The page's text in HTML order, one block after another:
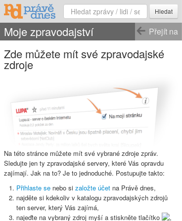
Hledat
Přejít na
Moje zpravodajství
Zde můžete mít své zpravodajské
zdroje
Na této stránce můžete mít své vybrané zdroje zpráv.
Sledujte jen ty zpravodajské servery, které Vás opravdu
zajímají. Jak na to? Je to jednoduché. Postupujte takto:
Přihlaste se nebo si založte účet na Právě dnes,
najděte si kdekoliv v katalogu zpravodajských zdrojů
ten server, který Vás zajímá,
najeďte na vybraný zdroj myší a stiskněte tlačítko ,